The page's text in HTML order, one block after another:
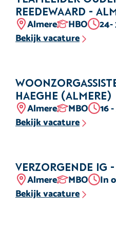
Reedewaard -
Locatie
Almere HBO
24-
Bekijk vacature
Haeghe (Almere)
Locatie
Almere MBO
16
Bekijk vacature
Verzorgende IG
Locatie
Almere MBO
In
Bekijk vacature